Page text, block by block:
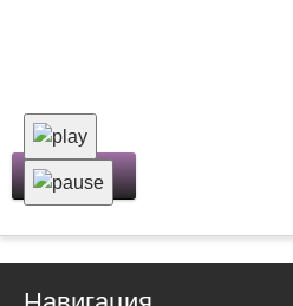
Скачать